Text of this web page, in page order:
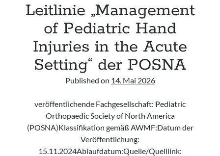
Leitlinie „Management
of Pediatric Hand
Injuries in the Acute
Setting“ der POSNA
Published on 14. Mai 2026
veröffentlichende Fachgesellschaft: Pediatric
Orthopaedic Society of North America
(POSNA)Klassifikation gemäß AWMF:Datum der
Veröffentlichung:
15.11.2024Ablaufdatum:Quelle/Quelllink: